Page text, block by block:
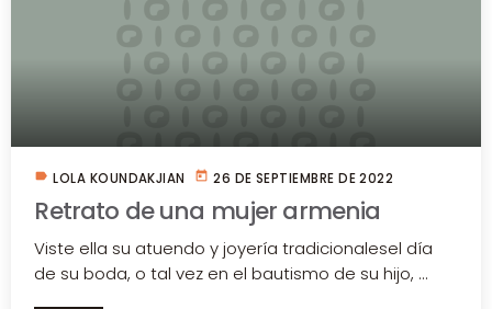
label LOLA KOUNDAKJIAN today 26 DE SEPTIEMBRE DE 2022
Retrato de una mujer armenia
Viste ella su atuendo y joyería tradicionalesel día
de su boda, o tal vez en el bautismo de su hijo, ...